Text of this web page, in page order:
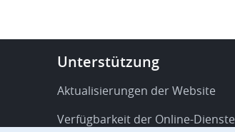
Footer
Service
support
Unterstützung
Aktualisierungen der Website
Verfügbarkeit der Online-Dienste